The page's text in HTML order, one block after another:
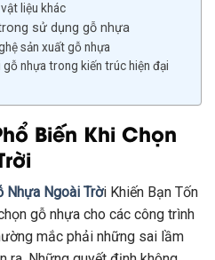
liệu khác
sử dụng gỗ nhựa
sản xuất gỗ nhựa
nhựa trong kiến trúc hiện đại
Biến Khi Chọn
Nhựa Ngoài Trời Khiến Bạn Tốn
gỗ nhựa cho các công trình
mắc phải những sai lầm